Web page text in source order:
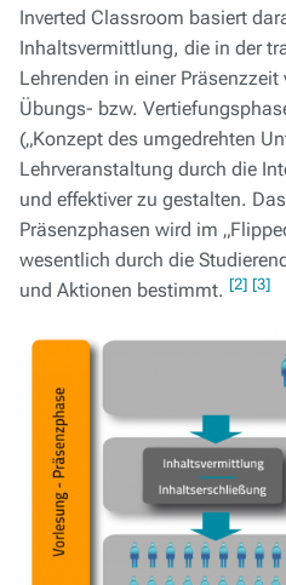
Inverted Classroom basiert
Inhaltsvermittlung, die in der
Lehrenden in einer
Übungs- bzw.
(„Konzept des umgedrehten
Lehrveranstaltung durch die
und effektiver zu gestalten.
Präsenzphasen wird im
wesentlich durch die
und Aktionen bestimmt. [2] [3]